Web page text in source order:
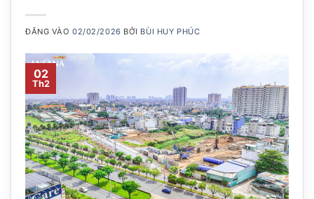
ĐĂNG VÀO02/02/2026 BỞI BÙI HUY PHÚC
02
Th2